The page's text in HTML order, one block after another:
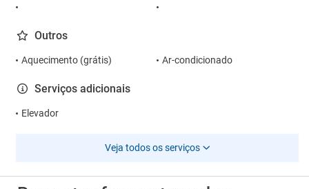
Outros
Aquecimento (grátis) Ar-condicionado
Serviços adicionais
Elevador
Veja todos os serviços